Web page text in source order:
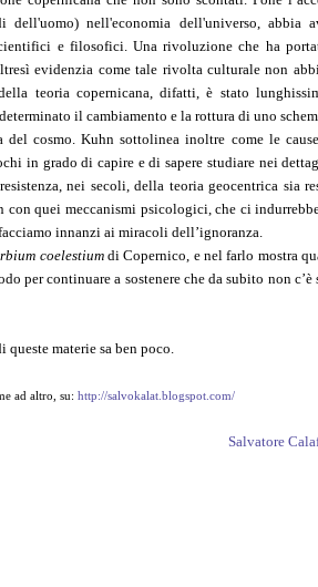
dell'uomo) nell'economia dell'universo, abbia
e filosofici. Una rivoluzione che ha
evidenzia come tale rivolta culturale non
teoria copernicana, difatti, è stato
il cambiamento e la rottura di uno
cosmo. Kuhn sottolinea inoltre come le
in grado di capire e di sapere studiare nei
nei secoli, della teoria geocentrica sia
con quei meccanismi psicologici, che ci
innanzi ai miracoli dell’ignoranza.
coelestiumdi Copernico, e nel farlo mostra
per continuare a sostenere che da subito non c’è
materie sa ben poco.
ad altro, su: http://salvokalat.blogspot.com/
Salvatore